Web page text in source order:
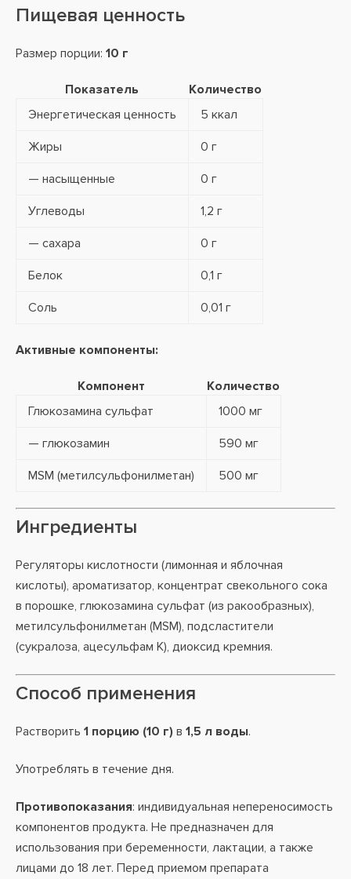
Пищевая ценность
Размер порции: 10 г
Показатель
Количество
Энергетическая ценность
5 ккал
Жиры 0 г
— насыщенные 0 г
Углеводы 1,2 г
— сахара 0 г
Белок 0,1 г
Соль 0,01 г
Активные компоненты:
Компонент
Количество
Глюкозамина сульфат
1000 мг
— глюкозамин 590 мг
MSM (метилсульфонилметан) 500 мг
Ингредиенты
Регуляторы кислотности (лимонная и яблочная
кислоты), ароматизатор, концентрат свекольного сока
в порошке, глюкозамина сульфат (из ракообразных),
метилсульфонилметан (MSM), подсластители
(сукралоза, ацесульфам К), диоксид кремния.
Способ применения
Растворить 1 порцию (10 г) в 1,5 л воды.
Употреблять в течение дня.
Противопоказания: индивидуальная непереносимость
компонентов продукта. Не предназначен для
использования при беременности, лактации, а также
лицами до 18 лет. Перед приемом препарата